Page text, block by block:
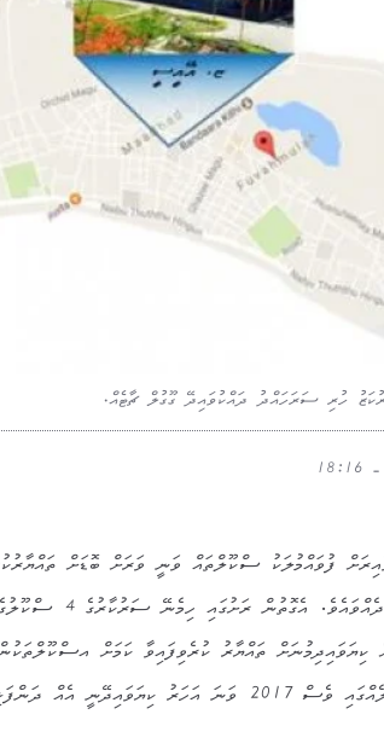
ހުރި ސަރަހައްދު ދައްކުވައިދޭ ގޫގުލް ޗާޓެއް.
ފުވައްމުލަކު ސްކޫލްތައް ވަނީ ވަރަށް ބޮޑަށް
އެސްކޫލުތަކުން
ތައްޔާރު ކުރެވިފައިވާ ކަމަށް
އެއް ދަންފަޅިއަށެވެ.